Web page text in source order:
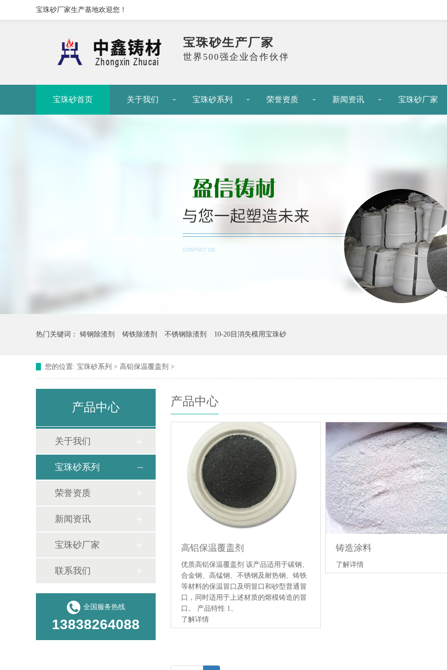
宝珠砂厂家生产基地欢迎您！
宝珠砂生产厂家
世界500强企业合作伙伴
宝珠砂首页 关于我们 宝珠砂系列 荣誉资质 新闻资讯 宝珠砂厂家
热门关键词： 铸钢除渣剂 铸铁除渣剂 不锈钢除渣剂 10-20目消失模用宝珠砂
您的位置: 宝珠砂系列 > 高铝保温覆盖剂 >
产品中心
关于我们
宝珠砂系列
荣誉资质
新闻资讯
宝珠砂厂家
联系我们
全国服务热线
13838264088
产品中心
高铝保温覆盖剂
优质高铝保温覆盖剂 该产品适用于碳钢、
合金钢、高锰钢、不锈钢及耐热钢、铸铁
等材料的保温冒口及明冒口和砂型普通冒
口，同时适用于上述材质的熔模铸造的冒
口。 产品特性 1、
了解详情
铸造涂料
了解详情